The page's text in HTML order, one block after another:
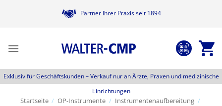
Partner Ihrer Praxis seit 1894
Exklusiv für Geschäftskunden –Verkauf nur an Ärzte, Praxen und medizinische
Einrichtungen
Startseite / OP-Instrumente / Instrumentenaufbereitung /